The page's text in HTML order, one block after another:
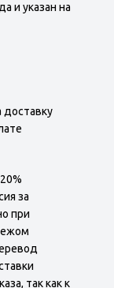
и указан на
доставку
за
при
так как к